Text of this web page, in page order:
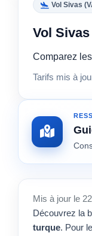
Vol Sivas
Vol
Comparez
Tarifs mis à
Mis à jour le
Découvrez la
turque. Pour